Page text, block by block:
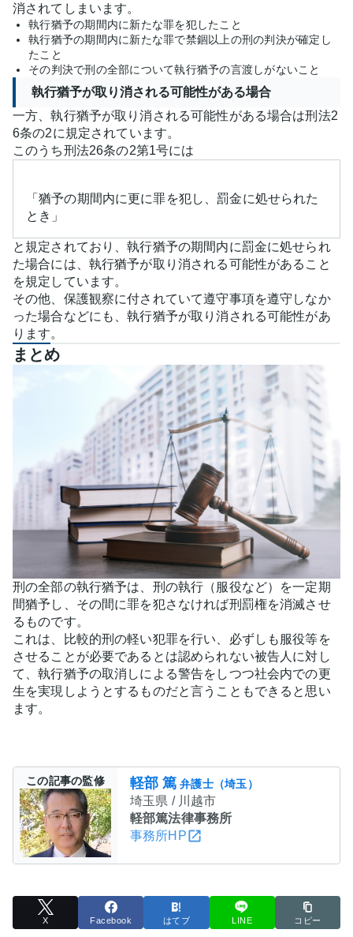
消されてしまいます。
執行猶予の期間内に新たな罪を犯したこと
執行猶予の期間内に新たな罪で禁錮以上の刑の判決が確定し
たこと
その判決で刑の全部について執行猶予の言渡しがないこと
執行猶予が取り消される可能性がある場合
一方、執行猶予が取り消される可能性がある場合は刑法2
6条の2に規定されています。
このうち刑法26条の2第1号には
「猶予の期間内に更に罪を犯し、罰金に処せられた
とき」
と規定されており、執行猶予の期間内に罰金に処せられ
た場合には、執行猶予が取り消される可能性があること
を規定しています。
その他、保護観察に付されていて遵守事項を遵守しなか
った場合などにも、執行猶予が取り消される可能性があ
ります。
まとめ
刑の全部の執行猶予は、刑の執行（服役など）を一定期
間猶予し、その間に罪を犯さなければ刑罰権を消滅させ
るものです。
これは、比較的刑の軽い犯罪を行い、必ずしも服役等を
させることが必要であるとは認められない被告人に対し
て、執行猶予の取消しによる警告をしつつ社会内での更
生を実現しようとするものだと言うこともできると思い
ます。
この記事の監修 軽部 篤 弁護士（埼玉）
埼玉県 / 川越市
軽部篤法律事務所
事務所HP
X Facebook はてブ LINE コピー